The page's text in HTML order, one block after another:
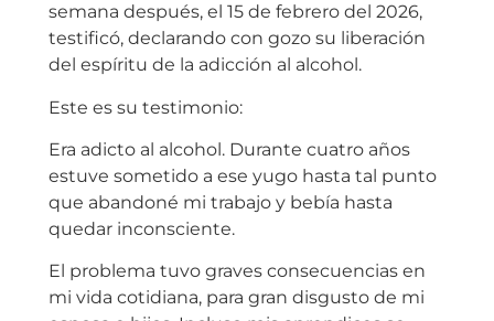
semana después, el 15 de febrero del 2026,
testificó, declarando con gozo su liberación
del espíritu de la adicción al alcohol.
Este es su testimonio:
Era adicto al alcohol. Durante cuatro años
estuve sometido a ese yugo hasta tal punto
que abandoné mi trabajo y bebía hasta
quedar inconsciente.
El problema tuvo graves consecuencias en
mi vida cotidiana, para gran disgusto de mi